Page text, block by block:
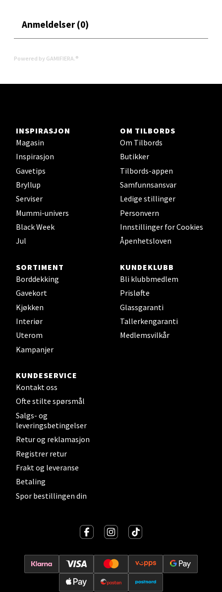
Anmeldelser (0)
Powered by GAMIFIERA.®
INSPIRASJON
Magasin
Inspirasjon
Gavetips
Bryllup
Serviser
Mummi-univers
Black Week
Jul
OM TILBORDS
Om Tilbords
Butikker
Tilbords-appen
Samfunnsansvar
Ledige stillinger
Personvern
Innstillinger for Cookies
Åpenhetsloven
SORTIMENT
Borddekking
Gavekort
Kjøkken
Interiør
Uterom
Kampanjer
KUNDEKLUBB
Bli klubbmedlem
Prisløfte
Glassgaranti
Tallerkengaranti
Medlemsvilkår
KUNDESERVICE
Kontakt oss
Ofte stilte spørsmål
Salgs- og
leveringsbetingelser
Retur og reklamasjon
Registrer retur
Frakt og leveranse
Betaling
Spor bestillingen din
Oslo - Linderud
Åpent i dag 10-21
Bryne/Jæren - M44
Åpent i dag 10-20
Stavanger og Sandnes - Thon
Senter Madla
Madlakrossen nr 9, 4042 Stavanger
Åpent i dag 10-20
0 i butikk
Levanger - Magneten
Åpent i dag 10-20
Mandal - Alti Mandal
Skarvøyveien 55, 4517 Mandal
Åpent i dag 10-20